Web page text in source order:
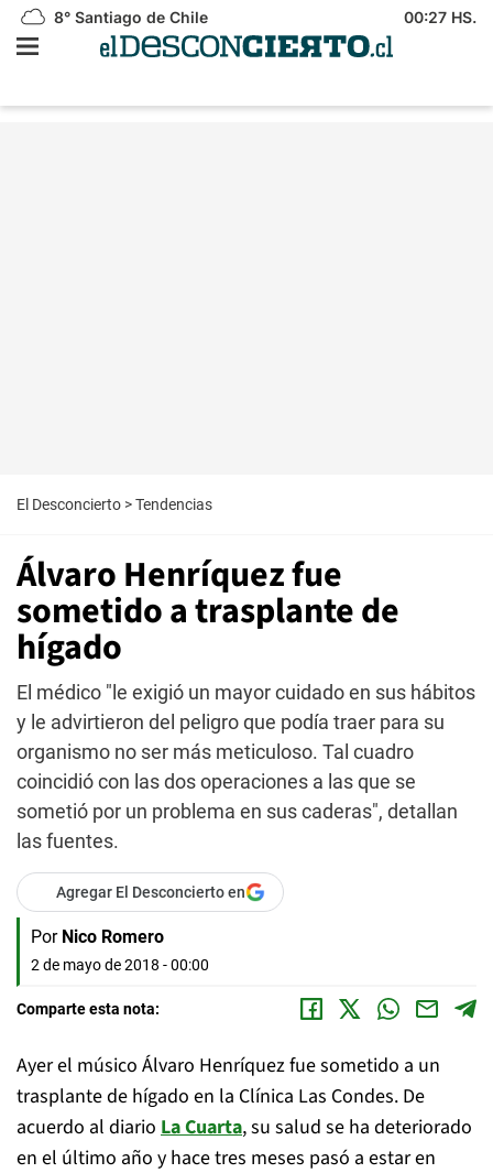
8° Santiago de Chile 00:27 HS.
El Desconcierto >Tendencias
Álvaro Henríquez fue
sometido a trasplante de
hígado
El médico "le exigió un mayor cuidado en sus hábitos
y le advirtieron del peligro que podía traer para su
organismo no ser más meticuloso. Tal cuadro
coincidió con las dos operaciones a las que se
sometió por un problema en sus caderas", detallan
las fuentes.
Agregar El Desconcierto en
Por Nico Romero
2 de mayo de 2018 - 00:00
Comparte esta nota:
Ayer el músico Álvaro Henríquez fue sometido a un
trasplante de hígado en la Clínica Las Condes. De
acuerdo al diario La Cuarta, su salud se ha deteriorado
en el último año y hace tres meses pasó a estar en